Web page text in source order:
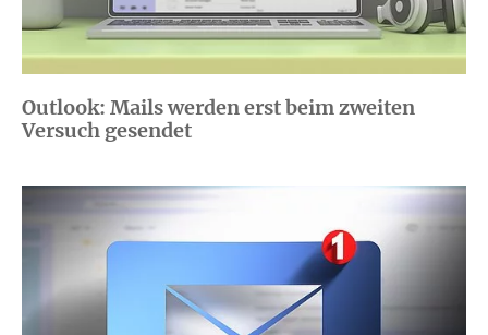
Outlook: Mails werden erst beim zweiten
Versuch gesendet